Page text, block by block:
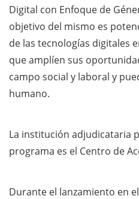
Digital con Enfoque de
objetivo del mismo es
de las tecnologías digitales
que amplíen sus
campo social y laboral y
humano.
La institución adjudicataria
programa es el Centro de
Durante el lanzamiento en